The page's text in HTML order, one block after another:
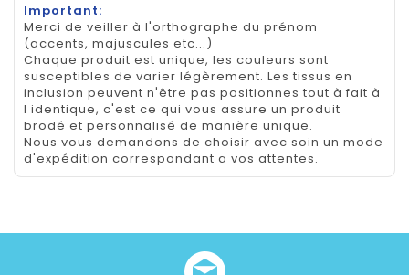
Important:
Merci de veiller à l'orthographe du prénom
(accents, majuscules etc...)
Chaque produit est unique, les couleurs sont
susceptibles de varier légèrement. Les tissus en
inclusion peuvent n'être pas positionnes tout à fait à
l identique, c'est ce qui vous assure un produit
brodé et personnalisé de manière unique.
Nous vous demandons de choisir avec soin un mode
d'expédition correspondant a vos attentes.